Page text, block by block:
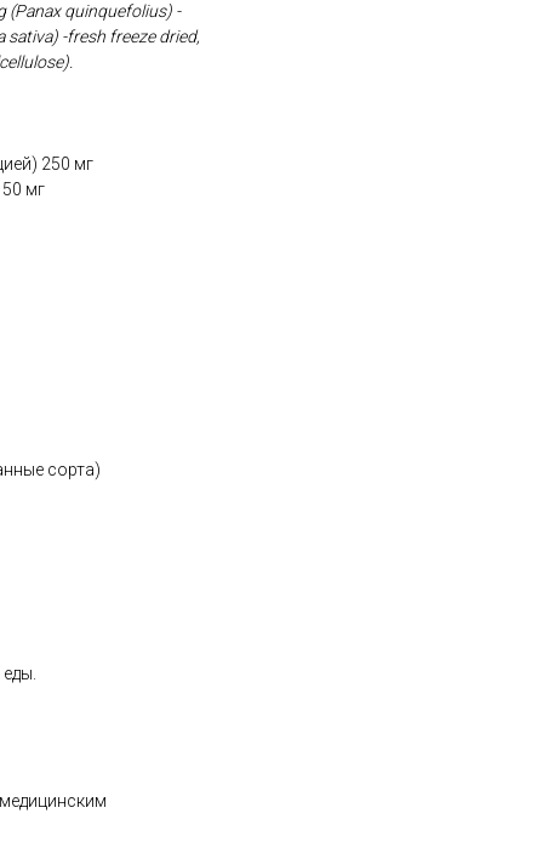
(Panax quinquefolius) -
sativa) -fresh freeze dried,
250 мг
мг
сорта)